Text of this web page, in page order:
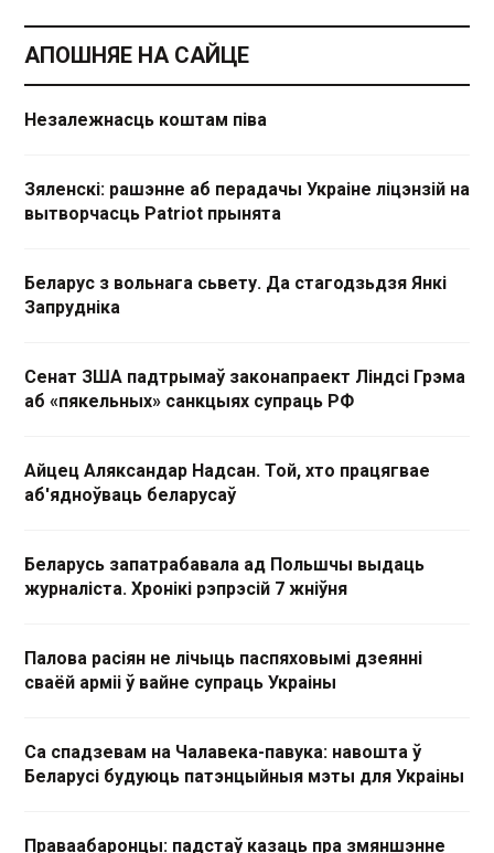
АПОШНЯЕ НА САЙЦЕ
Незалежнасць коштам піва
Зяленскі: рашэнне аб перадачы Украіне ліцэнзій на
вытворчасць Patriot прынята
Беларус з вольнага сьвету. Да стагодзьдзя Янкі
Запрудніка
Сенат ЗША падтрымаў законапраект Ліндсі Грэма
аб «пякельных» санкцыях супраць РФ
Айцец Аляксандар Надсан. Той, хто працягвае
аб'ядноўваць беларусаў
Беларусь запатрабавала ад Польшчы выдаць
журналіста. Хронікі рэпрэсій 7 жніўня
Палова расіян не лічыць паспяховымі дзеянні
сваёй арміі ў вайне супраць Украіны
Са спадзевам на Чалавека-павука: навошта ў
Беларусі будуюць патэнцыйныя мэты для Украіны
Праваабаронцы: падстаў казаць пра змяншэнне